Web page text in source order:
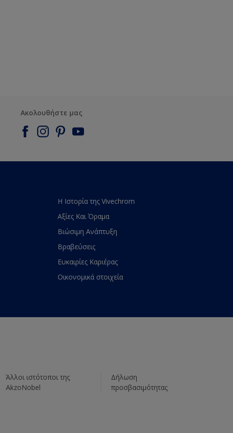
Ακολουθήστε μας
Η Ιστορία της Vivechrom
Αξίες Και Όραμα
Βιώσιμη Ανάπτυξη
Βραβεύσεις
Ευκαιρίες Καριέρας
Οικονομικά στοιχεία
Άλλοι ιστότοποι της
AkzoNobel
Δήλωση
προσβασιμότητας